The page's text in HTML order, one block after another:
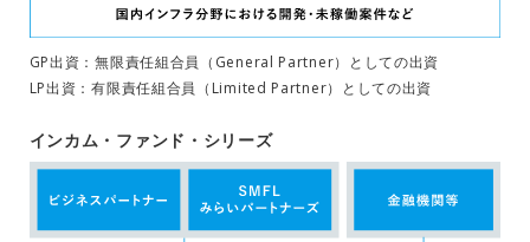
GP出資：無限責任組合員（General Partner）としての出資
LP出資：有限責任組合員（Limited Partner）としての出資
インカム・ファンド・シリーズ